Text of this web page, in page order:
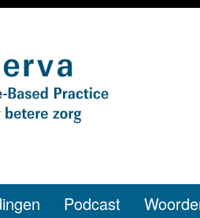
Podcast